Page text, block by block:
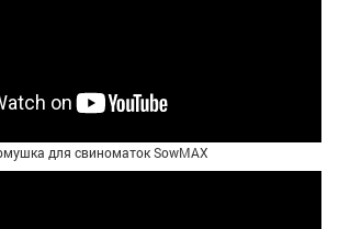
для свиноматок SowMAX